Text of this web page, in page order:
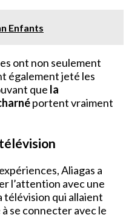
Enfants
ont non seulement
également jeté les
que la
portent vraiment
Aliagas a
l’attention avec une
télévision qui allaient
se connecter avec le